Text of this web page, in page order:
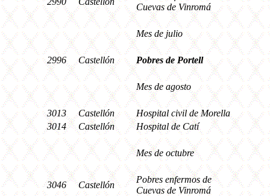
Cuevas de Vinromá
Mes de julio
2996 Castellón Pobres de Portell
Mes de agosto
3013 Castellón
Hospital civil de Morella
3014
Castellón Hospital de Catí
Mes de octubre
3046 Castellón
Pobres enfermos de
Cuevas de Vinromá